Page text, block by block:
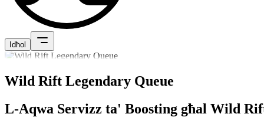
Idħol
Wild Rift Legendary Queue
L-Aqwa Servizz ta' Boosting għal Wild